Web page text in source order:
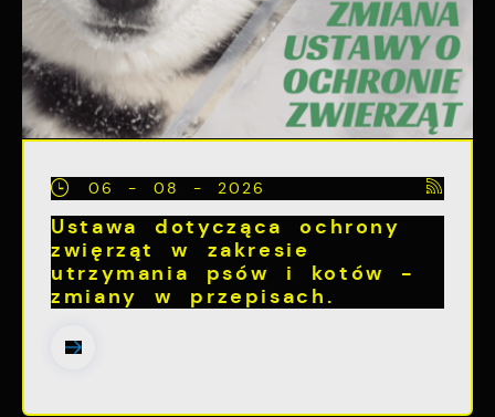
06 - 08 - 2026
Ustawa dotycząca ochrony
zwięrząt w zakresie
utrzymania psów i kotów -
zmiany w przepisach.